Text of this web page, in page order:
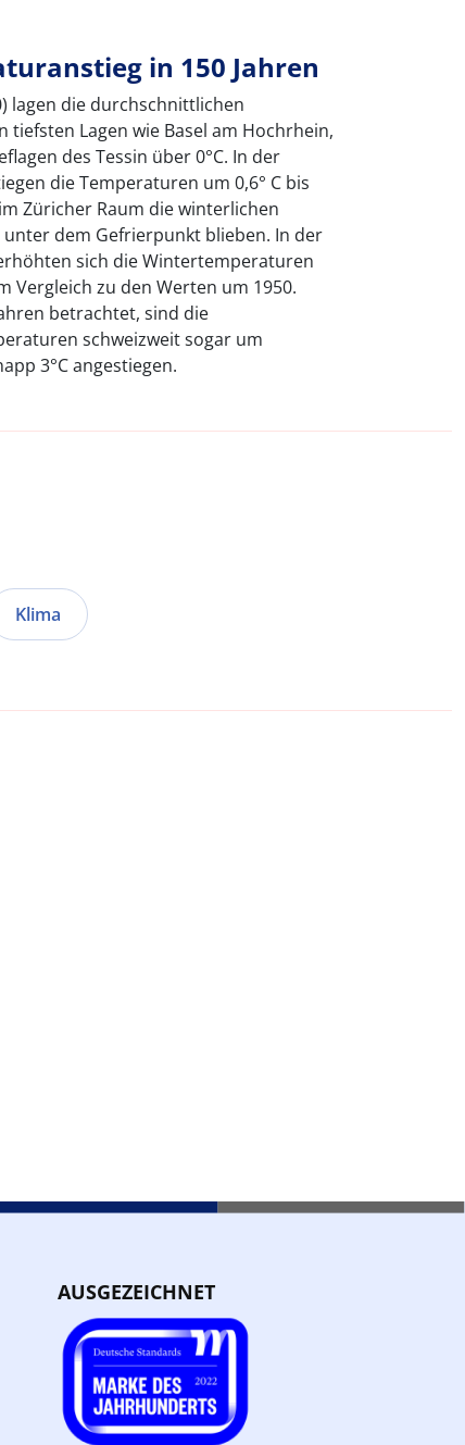
in 150 Jahren
lagen die durchschnittlichen
Lagen wie Basel am Hochrhein,
des Tessin über 0°C. In der
die Temperaturen um 0,6° C bis
Züricher Raum die winterlichen
dem Gefrierpunkt blieben. In der
sich die Wintertemperaturen
Vergleich zu den Werten um 1950.
betrachtet, sind die
schweizweit sogar um
3°C angestiegen.
Klima
AUSGEZEICHNET